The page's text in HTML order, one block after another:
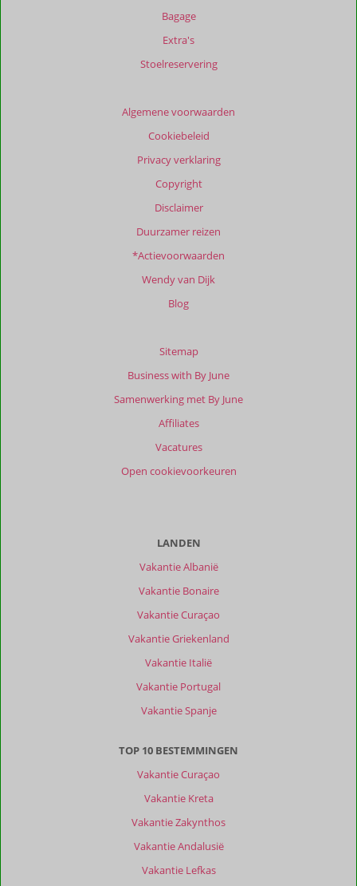
Bagage
Extra's
Stoelreservering
Algemene voorwaarden
Cookiebeleid
Privacy verklaring
Copyright
Disclaimer
Duurzamer reizen
*Actievoorwaarden
Wendy van Dijk
Blog
Sitemap
Business with By June
Samenwerking met By June
Affiliates
Vacatures
Open cookievoorkeuren
LANDEN
Vakantie Albanië
Vakantie Bonaire
Vakantie Curaçao
Vakantie Griekenland
Vakantie Italië
Vakantie Portugal
Vakantie Spanje
TOP 10 BESTEMMINGEN
Vakantie Curaçao
Vakantie Kreta
Vakantie Zakynthos
Vakantie Andalusië
Vakantie Lefkas